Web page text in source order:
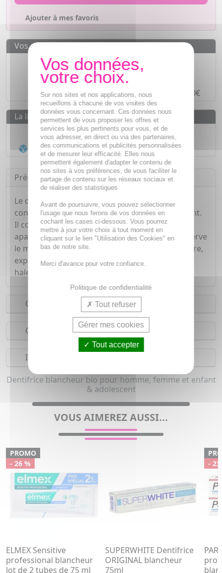
Ajouter à mes favoris
Vos avantages
Des prixIMBATTABLES
Paiement en ligneSÉCURISÉ
Paiement en4 fois sans fraisà partir de 30€
La livraison
Livraison gratuite dès55€
Acheminement Chronoposten 24h*
Présentation
Le dentifrice soin blancheur est spécialement
conçu pour rendre aux dents leur aspect éclatant.
Il contient également de l'aloé vera aux vertus
apaisantes. Il respecte l'émail des dents et préserve
le microbiote buccal, qui, s'il subit un déséquilibre,
expose à un risque de carie ou de mauvaise
haleine.
Conseils d'utilisation
Composition
Indications
Dentifrice blancheur bio pour homme, femme et enfant
& adolescent
VOUS AIMEREZ AUSSI...
PROMO
- 26 %
ELMEX Sensitive
professional blancheur
lot de 2 tubes de 75 ml
SUPERWHITE Dentifrice
ORIGINAL blancheur
75ml
-
Sur nos sites et nos applications, nous
recueillons à chacune de vos visites des
données vous concernant. Ces données nous
permettent de vous proposer les offres et
services les plus pertinents pour vous, et de
vous adresser, en direct ou via des partenaires,
des communications et publicités personnalisées
et de mesurer leur efficacité. Elles nous
permettent également d'adapter le contenu de
nos sites à vos préférences, de vous faciliter le
partage de contenu sur les réseaux sociaux et
de réaliser des statistiques
Avant de poursuivre, vous pouvez sélectionner
l'usage que nous ferons de vos données en
cochant les cases ci-dessous. Vous pourrez
mettre à jour votre choix à tout moment en
cliquant sur le lien "Utilisation des Cookies" en
bas de notre site.
Merci d'avance pour votre confiance.
Politique de confidentialité
Tout refuser
Gérer mes cookies
Tout accepter